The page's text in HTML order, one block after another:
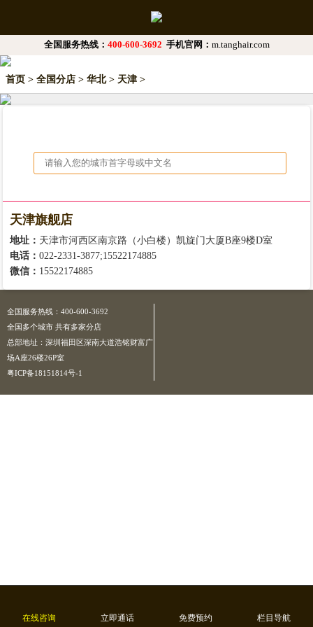
全国服务热线： 400-600-3692 手机官网： m.tanghair.com
首页 > 全国分店 > 华北> 天津 >
天津旗舰店
地址： 天津市河西区南京路（小白楼）凯旋门大厦B座9楼D室
电话：022-2331-3877;15522174885
微信： 15522174885
全国服务热线：400-600-3692
全国多个城市 共有多家分店
总部地址：深圳福田区深南大道浩铭财富广
场A座26楼26P室
粤ICP备18151814号-1
在线咨询 立即通话 免费预约 栏目导航